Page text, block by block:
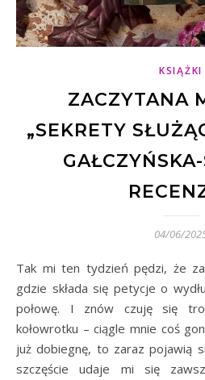
KSIĄŻKI
ZACZYTANA
„SEKRETY
04/06/
Tak mi ten tydzień pędzi, że zaczynam się zastanawiać,
gdzie składa się petycje o
połowę. I znów czuję się
kołowrotku – ciągle mnie coś
już dobiegnę, to zaraz pojawią
szczęście udaje mi się